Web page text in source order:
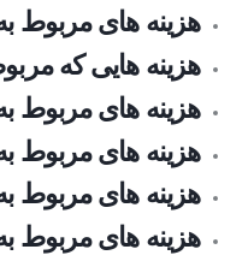
هزینه­ های مربوط به
هزینه­ هایی که
هزینه­ های مربوط
هزینه­ های مربوط به
هزینه­ های مربوط
هزینه­ های مربوط